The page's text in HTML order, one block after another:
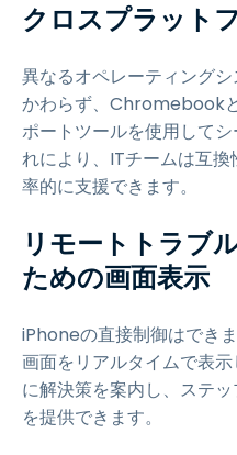
クロスプラット
異なるオペレーティング
かわらず、Chromebook
ポートツールを使用して
れにより、ITチームは互
率的に支援できます。
リモートトラブ
ための画面表示
iPhoneの直接制御はでき
画面をリアルタイムで表
に解決策を案内し、ステ
を提供できます。